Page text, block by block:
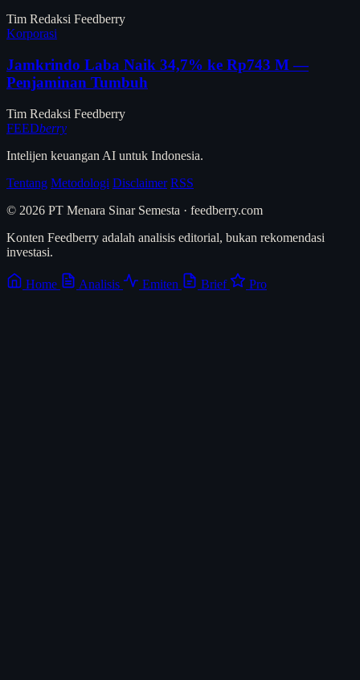
Tim Redaksi Feedberry
Korporasi
Jamkrindo Laba Naik 34,7% ke Rp743 M —
Penjaminan Tumbuh
Tim Redaksi Feedberry
FEEDberry
Intelijen keuangan AI untuk Indonesia.
Tentang Metodologi Disclaimer RSS
© 2026 PT Menara Sinar Semesta · feedberry.com
Konten Feedberry adalah analisis editorial, bukan rekomendasi
investasi.
Home Analisis Emiten Brief Pro